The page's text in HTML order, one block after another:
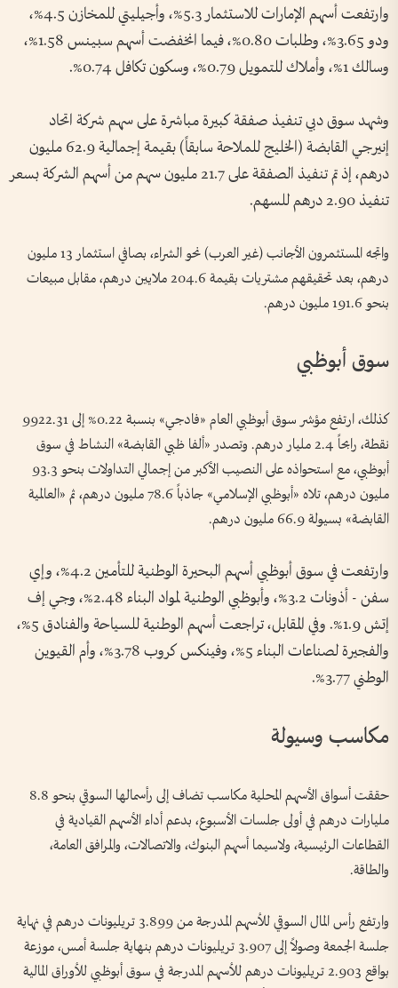
وارتفعت أسهم الإمارات للاستثمار 5.3%، وأجيليتي للمخازن 4.5%،
ودو 3.65%، وطلبات 0.80%، فيما انخفضت أسهم سبينس 1.58%،
وسالك 1%، وأملاك للتمويل 0.79%، وسكون تكافل 0.74%.
وشهد سوق دبي تنفيذ صفقة كبيرة مباشرة على سهم شركة اتحاد
إنيرجي القابضة (الخليج للملاحة سابقاً) بقيمة إجمالية 62.9 مليون
درهم، إذ تم تنفيذ الصفقة على 21.7 مليون سهم من أسهم الشركة بسعر
تنفيذ 2.90 درهم للسهم.
واتجه المستثمرون الأجانب (غير العرب) نحو الشراء، بصافي استثمار 13 مليون
درهم، بعد تحقيقهم مشتريات بقيمة 204.6 ملايين درهم، مقابل مبيعات
بنحو 191.6 مليون درهم.
سوق أبوظبي
كذلك، ارتفع مؤشر سوق أبوظبي العام «فادجي» بنسبة 0.22% إلى 9922.31
نقطة، رابحاً 2.4 مليار درهم. وتصدر «ألفا ظبي القابضة» النشاط في سوق
أبوظبي، مع استحواذه على النصيب الأكبر من إجمالي التداولات بنحو 93.3
مليون درهم، تلاه «أبوظبي الإسلامي» جاذباً 78.6 مليون درهم، ثم «العالمية
القابضة» بسيولة 66.9 مليون درهم.
وارتفعت في سوق أبوظبي أسهم البحيرة الوطنية للتأمين 4.2%، وإي
سفن - أذونات 3.2%، وأبوظبي الوطنية لمواد البناء 2.48%، وجي إف
إتش 1.9%. وفي المقابل، تراجعت أسهم الوطنية للسياحة والفنادق 5%،
والفجيرة لصناعات البناء 5%، وفينكس كروب 3.78%، وأم القيوين
الوطني 3.77%.
مكاسب وسيولة
حققت أسواق الأسهم المحلية مكاسب تضاف إلى رأسمالها السوقي بنحو 8.8
مليارات درهم في أولى جلسات الأسبوع، بدعم أداء الأسهم القيادية في
القطاعات الرئيسية، ولاسيما أسهم البنوك، والاتصالات، والمرافق العامة،
والطاقة.
وارتفع رأس المال السوقي للأسهم المدرجة من 3.899 تريليونات درهم في نهاية
جلسة الجمعة وصولاً إلى 3.907 تريليونات درهم بنهاية جلسة أمس، موزعة
بواقع 2.903 تريليونات درهم للأسهم المدرجة في سوق أبوظبي للأوراق المالية